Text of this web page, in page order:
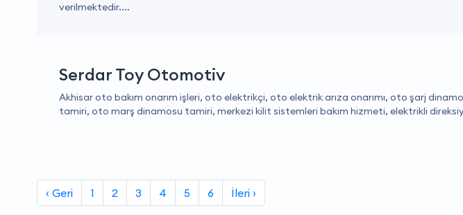
verilmektedir....
Serdar Toy Otomotiv
Akhisar oto bakım onarım işleri, oto elektrikçi, oto elektrik arıza onarımı, oto şarj
tamiri, oto marş dinamosu tamiri, merkezi kilit sistemleri bakım hizmeti, elektrikli
‹ Geri 1 2 3 4 5 6 İleri ›